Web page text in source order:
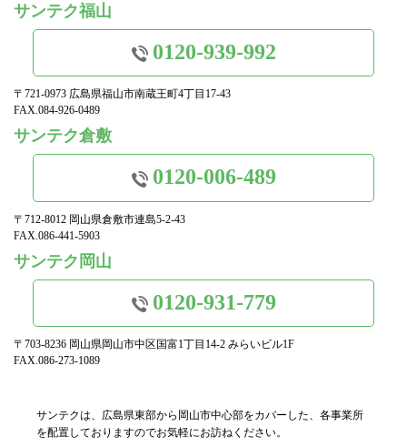
サンテク福山
0120-939-992
〒721-0973 広島県福山市南蔵王町4丁目17-43
FAX.084-926-0489
サンテク倉敷
0120-006-489
〒712-8012 岡山県倉敷市連島5-2-43
FAX.086-441-5903
サンテク岡山
0120-931-779
〒703-8236 岡山県岡山市中区国富1丁目14-2 みらいビル1F
FAX.086-273-1089
サンテクは、広島県東部から岡山市中心部をカバーした、各事業所
を配置しておりますのでお気軽にお訪ねください。